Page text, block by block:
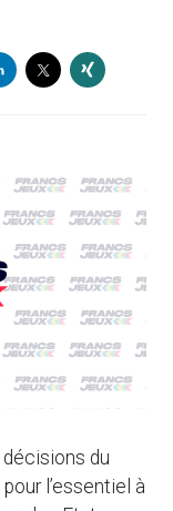
décisions du
l’essentiel à